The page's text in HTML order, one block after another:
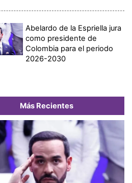
Abelardo de la Espriella jura
como presidente de
Colombia para el periodo
2026-2030
Más Recientes